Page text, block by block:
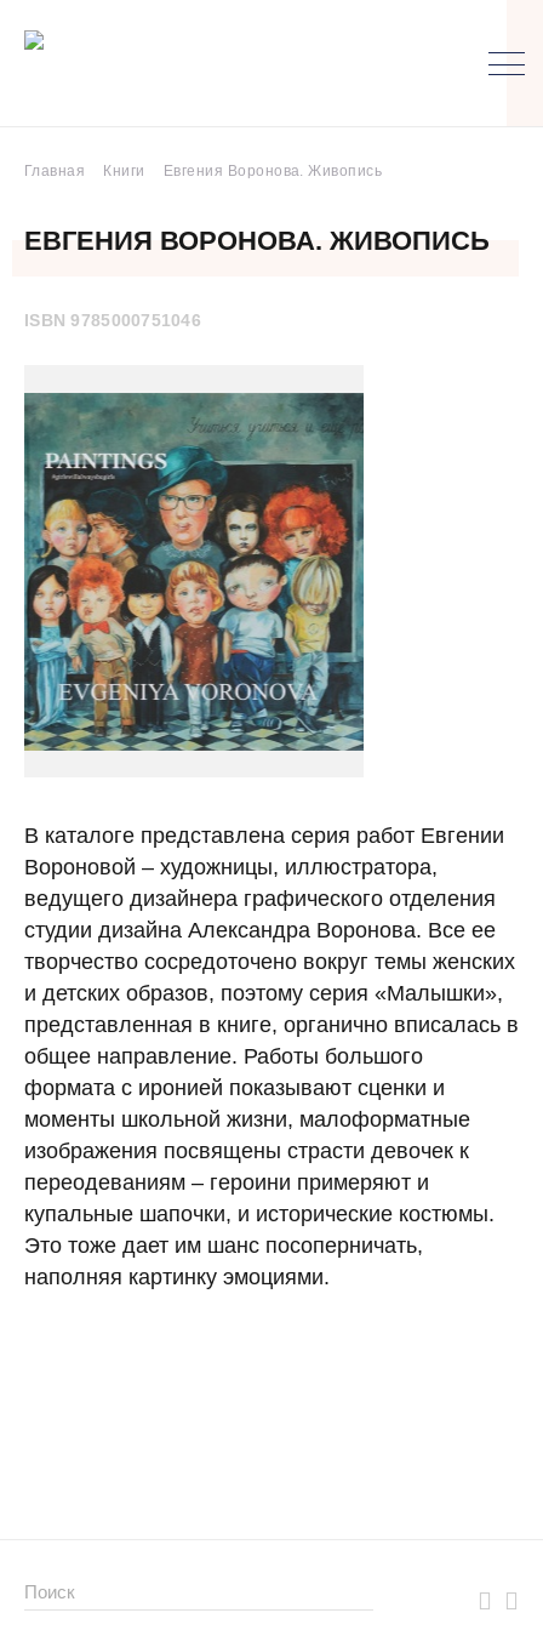
Главная Книги Евгения Воронова. Живопись
ЕВГЕНИЯ ВОРОНОВА. ЖИВОПИСЬ
ISBN 9785000751046
В каталоге представлена серия работ Евгении
Вороновой – художницы, иллюстратора,
ведущего дизайнера графического отделения
студии дизайна Александра Воронова. Все ее
творчество сосредоточено вокруг темы женских
и детских образов, поэтому серия «Малышки»,
представленная в книге, органично вписалась в
общее направление. Работы большого
формата с иронией показывают сценки и
моменты школьной жизни, малоформатные
изображения посвящены страсти девочек к
переодеваниям – героини примеряют и
купальные шапочки, и исторические костюмы.
Это тоже дает им шанс посоперничать,
наполняя картинку эмоциями.